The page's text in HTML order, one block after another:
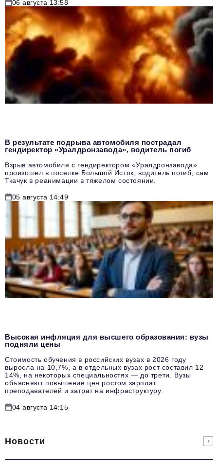
06 августа 13:58
В результате подрыва автомобиля пострадал
гендиректор «Уралдронзавода», водитель погиб
Взрыв автомобиля с гендиректором «Уралдронзавода»
произошел в поселке Большой Исток, водитель погиб, сам
Ткачук в реанимации в тяжелом состоянии.
05 августа 14:49
Высокая инфляция для высшего образования: вузы
подняли цены
Стоимость обучения в российских вузах в 2026 году
выросла на 10,7%, а в отдельных вузах рост составил 12–
14%, на некоторых специальностях — до трети. Вузы
объясняют повышение цен ростом зарплат
преподавателей и затрат на инфраструктуру.
04 августа 14:15
Новости